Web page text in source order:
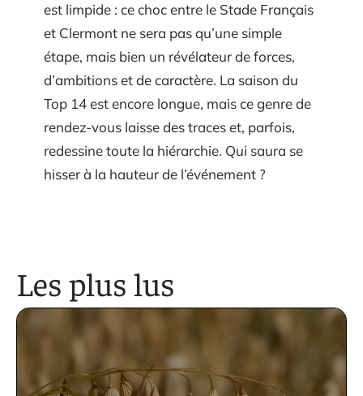
est limpide : ce choc entre le Stade Français
et Clermont ne sera pas qu’une simple
étape, mais bien un révélateur de forces,
d’ambitions et de caractère. La saison du
Top 14 est encore longue, mais ce genre de
rendez-vous laisse des traces et, parfois,
redessine toute la hiérarchie. Qui saura se
hisser à la hauteur de l’événement ?
Les plus lus